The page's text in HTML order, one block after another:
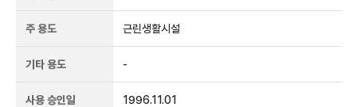
주 용도 근린생활시설
기타 용도 -
사용 승인일 1996.11.01